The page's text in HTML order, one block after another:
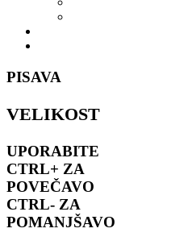
PISAVA
VELIKOST
UPORABITE
CTRL+ ZA
POVEČAVO
CTRL- ZA
POMANJŠAVO